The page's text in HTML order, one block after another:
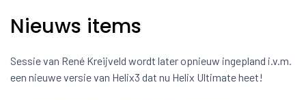
Nieuws items
Sessie van René Kreijveld wordt later opnieuw ingepland i.v.m.
een nieuwe versie van Helix3 dat nu Helix Ultimate heet!